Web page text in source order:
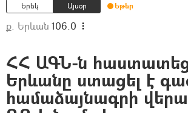
Երեկ Այսօր Եթեր
ք. Երևան 106.0
ՀՀ ԱԳՆ-ն
Երևանը ստացել է
համաձայնագրի